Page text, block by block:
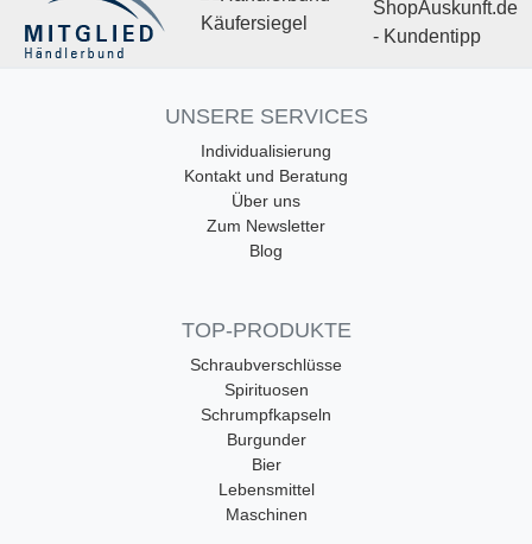
UNSERE SERVICES
Individualisierung
Kontakt und Beratung
Über uns
Zum Newsletter
Blog
TOP-PRODUKTE
Schraubverschlüsse
Spirituosen
Schrumpfkapseln
Burgunder
Bier
Lebensmittel
Maschinen